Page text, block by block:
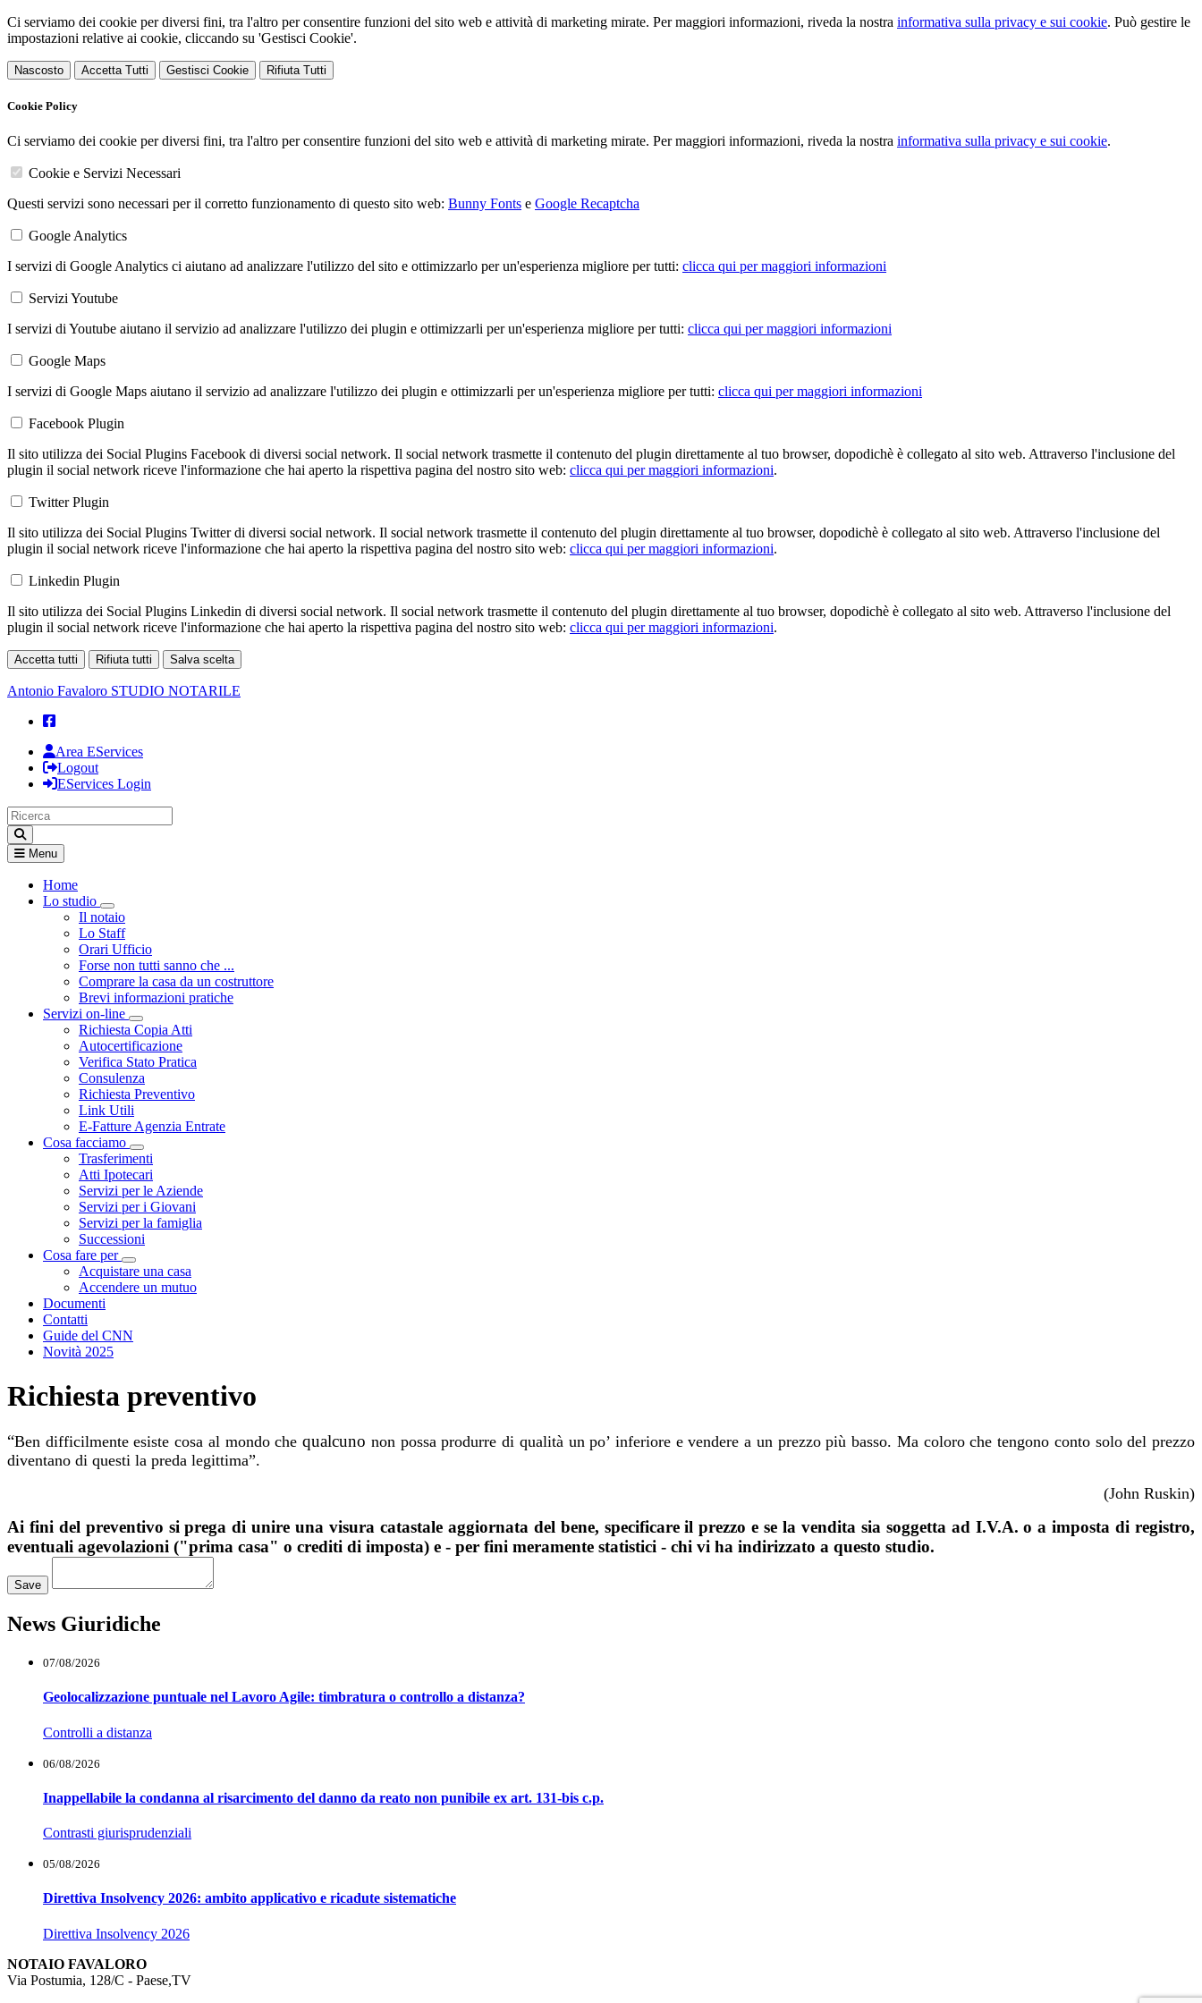
Ci serviamo dei cookie per diversi fini, tra l'altro per consentire funzioni del sito web e attività di marketing mirate. Per maggiori informazioni, riveda la nostra informativa sulla privacy e sui cookie. Può gestire le
impostazioni relative ai cookie, cliccando su 'Gestisci Cookie'.
Nascosto Accetta Tutti Gestisci Cookie Rifiuta Tutti
Cookie Policy
Ci serviamo dei cookie per diversi fini, tra l'altro per consentire funzioni del sito web e attività di marketing mirate. Per maggiori informazioni, riveda la nostra informativa sulla privacy e sui cookie.
Cookie e Servizi Necessari
Questi servizi sono necessari per il corretto funzionamento di questo sito web: Bunny Fonts e Google Recaptcha
Google Analytics
I servizi di Google Analytics ci aiutano ad analizzare l'utilizzo del sito e ottimizzarlo per un'esperienza migliore per tutti: clicca qui per maggiori informazioni
Servizi Youtube
I servizi di Youtube aiutano il servizio ad analizzare l'utilizzo dei plugin e ottimizzarli per un'esperienza migliore per tutti: clicca qui per maggiori informazioni
Google Maps
I servizi di Google Maps aiutano il servizio ad analizzare l'utilizzo dei plugin e ottimizzarli per un'esperienza migliore per tutti: clicca qui per maggiori informazioni
Facebook Plugin
Il sito utilizza dei Social Plugins Facebook di diversi social network. Il social network trasmette il contenuto del plugin direttamente al tuo browser, dopodichè è collegato al sito web. Attraverso l'inclusione del
plugin il social network riceve l'informazione che hai aperto la rispettiva pagina del nostro sito web: clicca qui per maggiori informazioni.
Twitter Plugin
Il sito utilizza dei Social Plugins Twitter di diversi social network. Il social network trasmette il contenuto del plugin direttamente al tuo browser, dopodichè è collegato al sito web. Attraverso l'inclusione del
plugin il social network riceve l'informazione che hai aperto la rispettiva pagina del nostro sito web: clicca qui per maggiori informazioni.
Linkedin Plugin
Il sito utilizza dei Social Plugins Linkedin di diversi social network. Il social network trasmette il contenuto del plugin direttamente al tuo browser, dopodichè è collegato al sito web. Attraverso l'inclusione del
plugin il social network riceve l'informazione che hai aperto la rispettiva pagina del nostro sito web: clicca qui per maggiori informazioni.
Accetta tutti Rifiuta tutti Salva scelta
Antonio Favaloro STUDIO NOTARILE
Area EServices
Logout
EServices Login
Menu
Home
Lo studio
Visualizza menù di secondo livello
Il notaio
Lo Staff
Orari Ufficio
Forse non tutti sanno che ...
Comprare la casa da un costruttore
Brevi informazioni pratiche
Servizi on-line
Visualizza menù di secondo livello
Richiesta Copia Atti
Autocertificazione
Verifica Stato Pratica
Consulenza
Richiesta Preventivo
Link Utili
E-Fatture Agenzia Entrate
Cosa facciamo
Visualizza menù di secondo livello
Trasferimenti
Atti Ipotecari
Servizi per le Aziende
Servizi per i Giovani
Servizi per la famiglia
Successioni
Cosa fare per
Visualizza menù di secondo livello
Acquistare una casa
Accendere un mutuo
Documenti
Contatti
Guide del CNN
Novità 2025
Richiesta preventivo
“Ben difficilmente esiste cosa al mondo chequalcuno non possa produrre di qualità un po’ inferiore e vendere a un prezzo più basso. Ma coloro che tengono conto solo del prezzo
diventano di questi la preda legittima”.
(John Ruskin)
Ai fini del preventivo si prega di unire una visura catastale aggiornata del bene, specificare il prezzo e se la vendita sia soggetta ad I.V.A. o a imposta di registro,
eventuali agevolazioni ("prima casa" o crediti di imposta) e - per fini meramente statistici - chi vi ha indirizzato a questo studio.
Save
News Giuridiche
07/08/2026
Geolocalizzazione puntuale nel Lavoro Agile: timbratura o controllo a distanza?
Controlli a distanza
06/08/2026
Inappellabile la condanna al risarcimento del danno da reato non punibile ex art. 131-bis c.p.
Contrasti giurisprudenziali
05/08/2026
Direttiva Insolvency 2026: ambito applicativo e ricadute sistematiche
Direttiva Insolvency 2026
NOTAIO FAVALORO
Via Postumia, 128/C - Paese,TV